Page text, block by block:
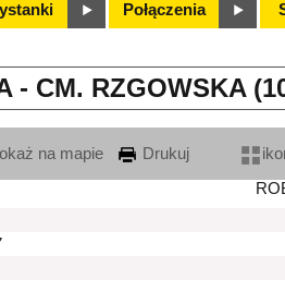
Połączenia
- CM. RZGOWSKA
na mapie Drukuj